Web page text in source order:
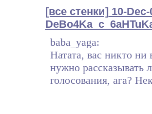
[все стенки] 10-
baba_yaga:
Натата, вас никто
нужно рассказывать
голосования, ага?